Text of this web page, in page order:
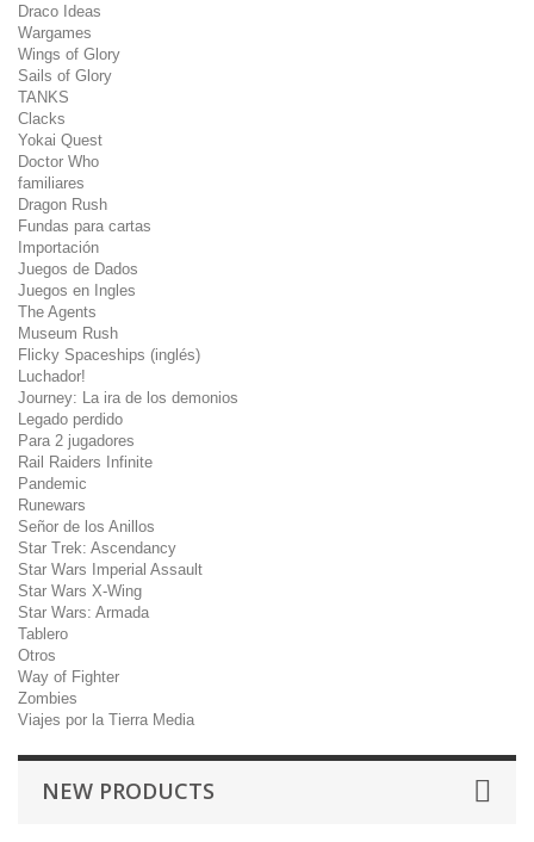
Draco Ideas
Wargames
Wings of Glory
Sails of Glory
TANKS
Clacks
Yokai Quest
Doctor Who
familiares
Dragon Rush
Fundas para cartas
Importación
Juegos de Dados
Juegos en Ingles
The Agents
Museum Rush
Flicky Spaceships (inglés)
Luchador!
Journey: La ira de los demonios
Legado perdido
Para 2 jugadores
Rail Raiders Infinite
Pandemic
Runewars
Señor de los Anillos
Star Trek: Ascendancy
Star Wars Imperial Assault
Star Wars X-Wing
Star Wars: Armada
Tablero
Otros
Way of Fighter
Zombies
Viajes por la Tierra Media
NEW PRODUCTS